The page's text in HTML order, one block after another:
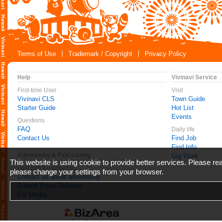
Terms of Use
Trademark / Copyright Privacy Policy
Help
First-time User
Vivinavi CLS
Starter Guide
Questions
FAQ
Contact Us
Feel free to contact us
Contact us about advertising
Submit Press Release
For Media
Vivinavi Service
Visit
Town Guide
Hot List
Events
Daily life
Find Job
Find Info
Gig Work
This website is using cookie to provide better services. Please
please change your settings from your browser.